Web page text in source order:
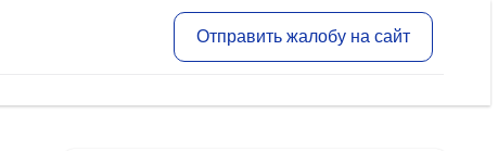
Отправить жалобу на сайт